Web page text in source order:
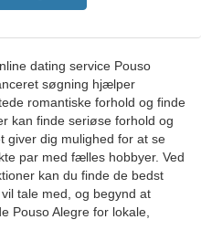
dating service Pouso
søgning hjælper
romantiske forhold og finde
kan finde seriøse forhold og
giver dig mulighed for at se
par med fælles hobbyer. Ved
kan du finde de bedst
tale med, og begynd at
Pouso Alegre for lokale,